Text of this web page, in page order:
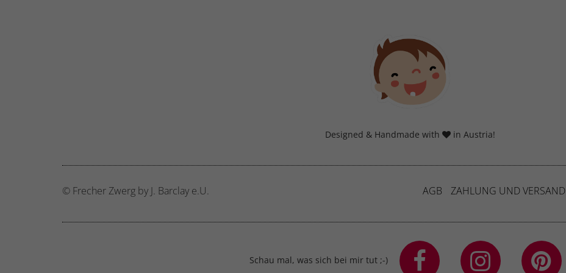
Designed & Handmade with in Austria!
© Frecher Zwerg by J. Barclay e.U. AGB ZAHLUNG UND VERSAND
Schau mal, was sich bei mir tut ;-)
Inhalte von Videoplattformen und Social-Media-Plattformen werden standardmäßig
blockiert. Wenn Cookies von externen Medien akzeptiert werden, bedarf der Zugriff auf
diese Inhalte keiner manuellen Einwilligung mehr.